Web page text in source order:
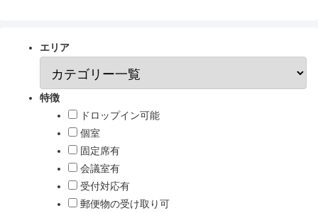
エリア
特徴
ドロップイン可能
個室
固定席有
会議室有
受付対応有
郵便物の受け取り可